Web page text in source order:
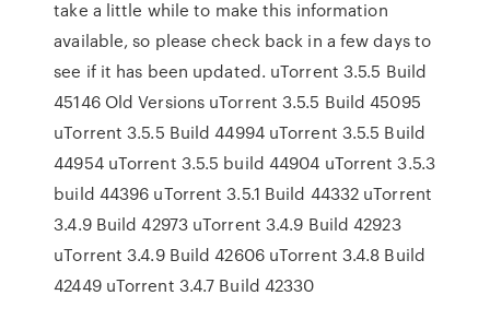
take a little while to make this information
available, so please check back in a few days to
see if it has been updated. uTorrent 3.5.5 Build
45146 Old Versions uTorrent 3.5.5 Build 45095
uTorrent 3.5.5 Build 44994 uTorrent 3.5.5 Build
44954 uTorrent 3.5.5 build 44904 uTorrent 3.5.3
build 44396 uTorrent 3.5.1 Build 44332 uTorrent
3.4.9 Build 42973 uTorrent 3.4.9 Build 42923
uTorrent 3.4.9 Build 42606 uTorrent 3.4.8 Build
42449 uTorrent 3.4.7 Build 42330